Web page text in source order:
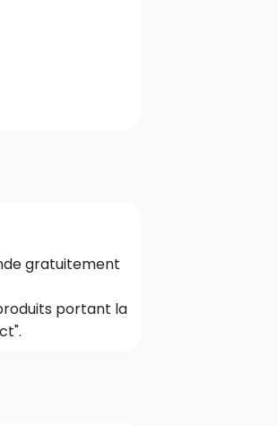
gratuitement
portant la